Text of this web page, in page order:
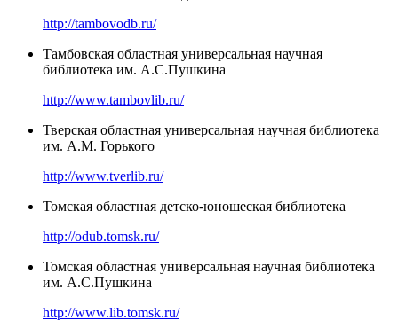
http://tambovodb.ru/
Тамбовская областная универсальная научная
библиотека им. А.С.Пушкина
http://www.tambovlib.ru/
Тверская областная универсальная научная библиотека
им. А.М. Горького
http://www.tverlib.ru/
Томская областная детско-юношеская библиотека
http://odub.tomsk.ru/
Томская областная универсальная научная библиотека
им. А.С.Пушкина
http://www.lib.tomsk.ru/